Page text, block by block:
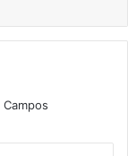
Campos